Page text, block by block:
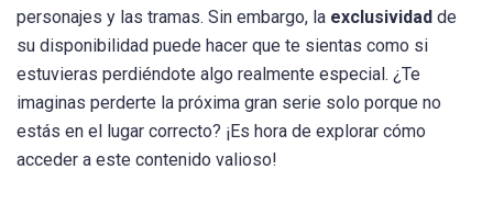
personajes y las tramas. Sin embargo, la exclusividad de
su disponibilidad puede hacer que te sientas como si
estuvieras perdiéndote algo realmente especial. ¿Te
imaginas perderte la próxima gran serie solo porque no
estás en el lugar correcto? ¡Es hora de explorar cómo
acceder a este contenido valioso!